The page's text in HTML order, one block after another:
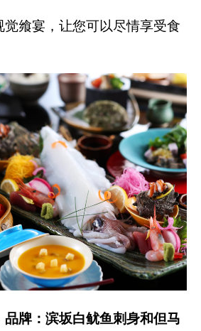
觉飨宴，让您可以尽情享受食
品牌：滨坂白鱿鱼刺身和但马